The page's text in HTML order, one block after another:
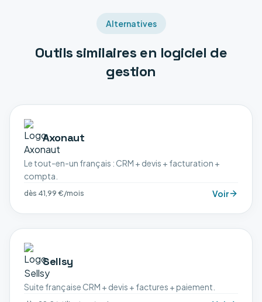
Alternatives
Outils similaires en logiciel de
gestion
Axonaut
Le tout-en-un français : CRM + devis + facturation +
compta.
dès 41,99 €/mois Voir
Sellsy
Suite française CRM + devis + factures + paiement.